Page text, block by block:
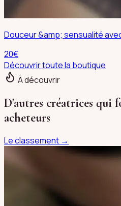
Douceur &amp; sensualité
20€
Découvrir toute la boutique
À découvrir
D'autres créatrices qui
acheteurs
Le classement →